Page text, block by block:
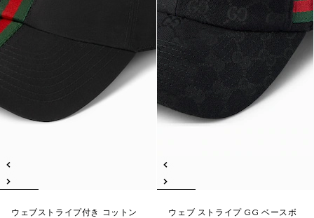
ウェブストライプ付き コットン
ウェブ ストライプ GG ベースボ